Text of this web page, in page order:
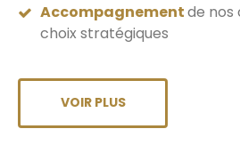
Accompagnementde nos
choix stratégiques
VOIR PLUS